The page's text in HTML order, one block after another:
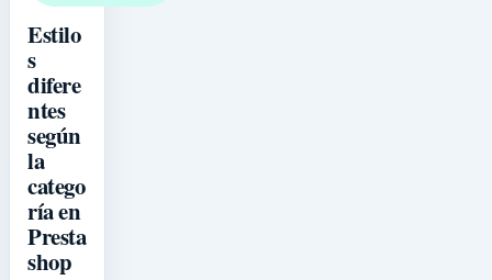
Estilo
s
difere
ntes
según
la
catego
ría en
Presta
shop